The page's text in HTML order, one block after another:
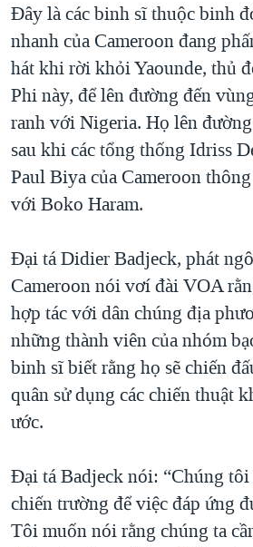
QUAN HỆ VIỆT MỸ
Ðây là các binh sĩ thuộc binh
nhanh của Cameroon đang
hát khi rời khỏi Yaounde, thủ
Phi này, để lên đường đến
ranh với Nigeria. Họ lên
sau khi các tổng thống Idriss
Paul Biya của Cameroon
với Boko Haram.
Ðại tá Didier Badjeck, phát
Cameroon nói vơí đài VOA
hợp tác với dân chúng địa
những thành viên của nhóm
binh sĩ biết rằng họ sẽ chiến
quân sử dụng các chiến thuật
ước.
Ðại tá Badjeck nói: “Chúng tôi
chiến trường để việc đáp ứng
Tôi muốn nói rằng chúng ta